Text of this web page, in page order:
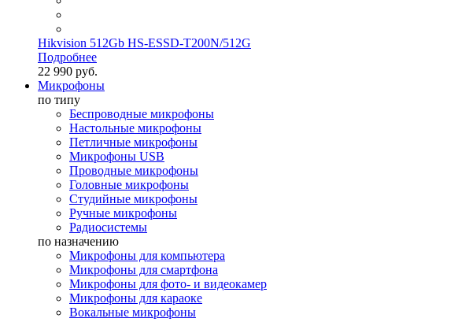
Hikvision 512Gb HS-ESSD-T200N/512G
Подробнее
22 990 руб.
Микрофоны
по типу
Беспроводные микрофоны
Настольные микрофоны
Петличные микрофоны
Микрофоны USB
Проводные микрофоны
Головные микрофоны
Студийные микрофоны
Ручные микрофоны
Радиосистемы
по назначению
Микрофоны для компьютера
Микрофоны для смартфона
Микрофоны для фото- и видеокамер
Микрофоны для караоке
Вокальные микрофоны